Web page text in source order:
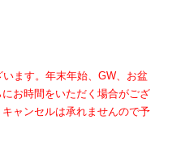
ます。年末年始、GW、お盆
お時間をいただく場合がござ
ャンセルは承れませんので予